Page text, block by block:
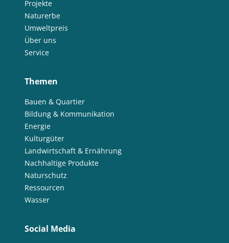
Projekte
Naturerbe
Umweltpreis
Über uns
Service
Themen
Bauen & Quartier
Bildung & Kommunikation
Energie
Kulturgüter
Landwirtschaft & Ernährung
Nachhaltige Produkte
Naturschutz
Ressourcen
Wasser
Social Media